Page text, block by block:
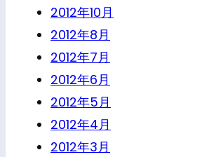
2012年10月
2012年8月
2012年7月
2012年6月
2012年5月
2012年4月
2012年3月